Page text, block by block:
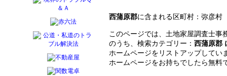
西蒲原郡に含まれる区町村：弥彦村
このページでは、土地家屋調査士事
のうち、検索カテゴリー： 西蒲原郡
ホームページをリストアップして
ホームページをお持ちでしたら無料